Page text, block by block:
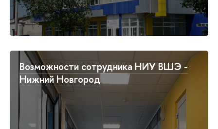
Возможности сотрудника НИУ ВШЭ -
Нижний Новгород